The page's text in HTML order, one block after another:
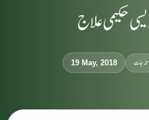
حکیمی علاج
19 May, 2018 جات